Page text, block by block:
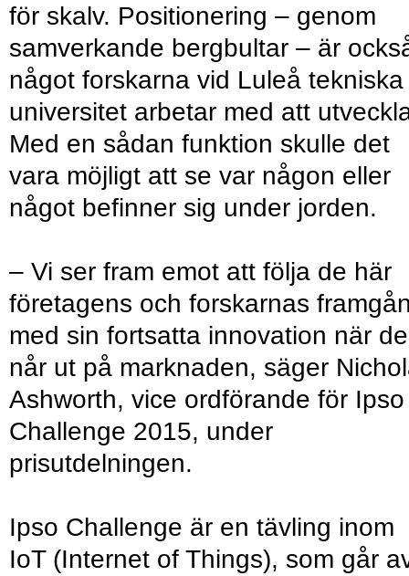
för skalv. Positionering – genom
samverkande bergbultar – är
något forskarna vid Luleå tekniska
universitet arbetar med att
Med en sådan funktion skulle det
vara möjligt att se var någon eller
något befinner sig under jorden.
– Vi ser fram emot att följa de här
företagens och forskarnas
med sin fortsatta innovation när de
når ut på marknaden, säger
Ashworth, vice ordförande för Ipso
Challenge 2015, under
prisutdelningen.
Ipso Challenge är en tävling inom
IoT (Internet of Things), som går